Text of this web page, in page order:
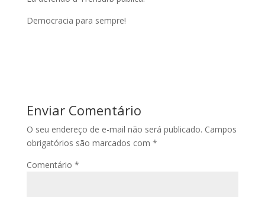
Democracia para sempre!
Enviar Comentário
O seu endereço de e-mail não será publicado. Campos
obrigatórios são marcados com *
Comentário *